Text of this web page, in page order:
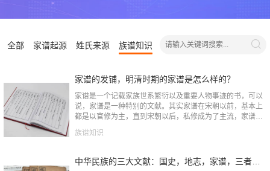
全部 家谱起源 姓氏来源 族谱知识
家谱的发铺，明清时期的家谱是怎么样的？
家谱是一个记载家族世系繁衍以及重要人物事迹的书，可以
说，家谱是一种特别的文献。其实家谱在宋朝以前，基本上
都是以官修为主，直到宋朝以后，私修成为了主流，家谱逐
渐从官府，从世家大族走向了普通百姓。而随着修谱的普及
和人口的增加，在...
族谱知识
中华民族的三大文献：国史，地志，家谱，三者之间有什么关系？